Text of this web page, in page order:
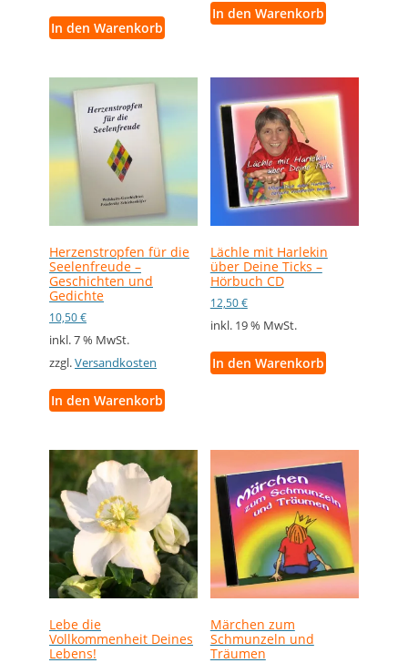
In den Warenkorb
In den Warenkorb
Herzenstropfen für die
Seelenfreude –
Geschichten und
Gedichte
10,50€
inkl. 7 % MwSt.
zzgl.Versandkosten
In den Warenkorb
Lächle mit Harlekin
über Deine Ticks –
Hörbuch CD
12,50€
inkl. 19 % MwSt.
In den Warenkorb
Lebe die
Vollkommenheit Deines
Lebens!
Märchen zum
Schmunzeln und
Träumen